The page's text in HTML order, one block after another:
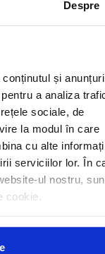
Despre
și
a analiza
sociale, de
la modul în care
cu alte
serviciilor lor. În
ul nostru,
cookie.
ITALIA: